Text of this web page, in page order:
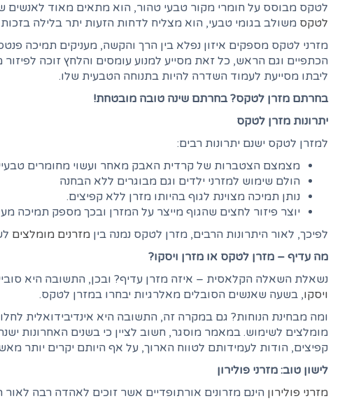
לטקס מבוסס על חומרי מקור טבעי טהור, הוא מתאים מאוד לאנשים
לטקס משולב בגומי טבעי, הוא מצליח לדחות הזעות יתר בלילה בזכות
מזרני לטקס מספקים איזון נפלא בין הרך והקשה, מעניקים תמיכה
הכתפיים וגם הראש, כל זאת מסייע למנוע עומסים והלחץ זוכה
ליבתו מסייעת לעמוד השדרה להיות בתנוחה הטבעית שלו.
בחרתם מזרן לטקס? בחרתם שינה טובה מובטחת!
יתרונות מזרן לטקס
למזרן לטקס ישנם יתרונות רבים:
מצמצם הצטברות של קרדית האבק מאחר ועשוי מחומרים
הולם שימוש למזרני ילדים וגם מבוגרים ללא הבחנה
נותן תמיכה מצוינת לגוף בהיותו מזרן ללא קפיצים.
יוצר פיזור לחצים שהגוף מייצר על המזרן ובכך מספק תמיכה
לפיכך, לאור היתרונות הרבים, מזרן לטקס נמנה בין מזרנים מומלצים
מה עדיף – מזרן לטקס או מזרן ויסקו?
נשאלת השאלה הקלאסית – איזה מזרן עדיף? ובכן, התשובה היא
ויסקו, בשעה שאנשים הסובלים מאלרגיות יבחרו במזרן לטקס.
ומה מבחינת הנוחות? גם במקרה זה, התשובה היא אינדיבידואלית
מומלצים לשימוש. במאמר מוסגר, חשוב לציין כי בשנים האחרונות
קפיצים, הודות לעמידותם לטווח הארוך, על אף היותם יקרים יותר
לישון טוב: מזרני פולירון
מזרני פולירון הינם מזרונים אורתופדיים אשר זוכים לאהדה רבה